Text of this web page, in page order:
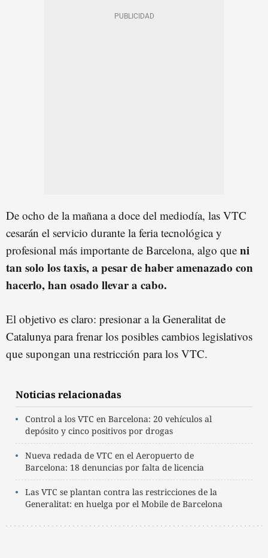
De ocho de la mañana a doce del mediodía, las VTC
cesarán el servicio durante la feria tecnológica y
profesional más importante de Barcelona, algo que ni
tan solo los taxis, a pesar de haber amenazado con
hacerlo, han osado llevar a cabo.
El objetivo es claro: presionar a la Generalitat de
Catalunya para frenar los posibles cambios legislativos
que supongan una restricción para los VTC.
Noticias relacionadas
Control a los VTC en Barcelona: 20 vehículos al
depósito y cinco positivos por drogas
Nueva redada de VTC en el Aeropuerto de
Barcelona: 18 denuncias por falta de licencia
Las VTC se plantan contra las restricciones de la
Generalitat: en huelga por el Mobile de Barcelona